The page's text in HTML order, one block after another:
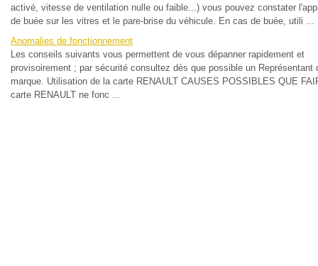
activé, vitesse de ventilation nulle ou faible...) vous pouvez constater
de buée sur les vitres et le pare-brise du véhicule. En cas de buée, utili ...
Anomalies de fonctionnement
Les conseils suivants vous permettent de vous dépanner rapidement et
provisoirement ; par sécurité consultez dès que possible un Représentant
marque. Utilisation de la carte RENAULT CAUSES POSSIBLES QUE
carte RENAULT ne fonc ...